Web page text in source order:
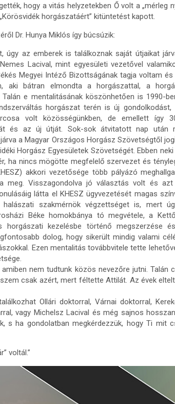
hogy a vitás helyzetekben Ő volt a „mérleg
horgászatáért” kitüntetést kapott.
Dr. Hunya Miklós így búcsúzik:
úgy az emberek is találkoznak saját útjaikat
Lacival, mint egyesületi vezetővel
Megyei Intéző Bizottságának tagja voltam és
aki bátran elmondta a horgászattal, a
e mentalitásának köszönhetően is 1990-
horgászat terén is új gondolkodást,
volt közösségünkben, de emellett így
és az új útját. Sok-sok átvitatott nap után
a Magyar Országos Horgász Szövetségtől
Horgász Egyesületek Szövetségét. Ebben
ha nincs mögötte megfelelő szervezet és
akkori vezetősége több pályázó
meg. Visszagondolva jó választás volt és
látta el KHESZ ügyvezetését magas
szakmérnök végzettséget is, mert
Béke homokbánya tó megvétele, a
kezelésbe történő megszerzése
dolog, hogy sikerült mindig valami
Ezen mentalitás továbbvitele tette
nem tudtunk közös nevezőre jutni. Talán
csak azért, mert féltette Attilát. Az évek
Ollári doktorral, Várnai doktorral,
vagy Michelsz Lacival és még sajnos
s ha gondolatban megkérdezzük, hogy Ti mit
voltál.”